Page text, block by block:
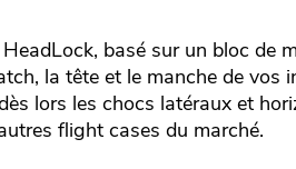
basé sur un bloc de
la tête et le manche de vos
lors les chocs latéraux et
flight cases du marché.